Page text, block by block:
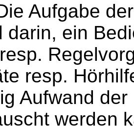
Aufgabe
darin, ein
resp.
Aufwand
werden